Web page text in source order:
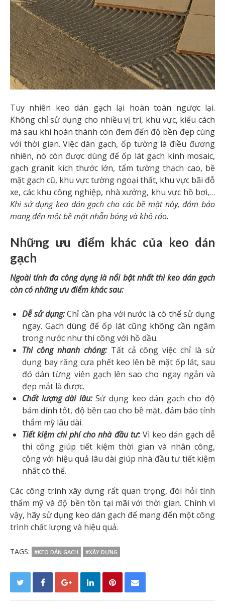
Tuy nhiên keo dán gạch lại hoàn toàn ngược lại.
Không chỉ sử dụng cho nhiều vị trí, khu vực, kiểu cách
mà sau khi hoàn thành còn đem đến độ bền đẹp cùng
với thời gian. Việc dán gạch, ốp tường là điều đương
nhiên, nó còn được dùng để ốp lát gạch kính mosaic,
gạch granit kích thước lớn, tấm tường thạch cao, bề
mặt gạch cũ, khu vực tường ngoại thất, khu vực bãi đỗ
xe, các khu công nghiệp, nhà xưởng, khu vực hồ bơi,…
Khi sử dụng keo dán gạch cho các bề mặt này, đảm bảo
mang đến một bề mặt nhẵn bóng và khô ráo.
Những ưu điểm khác của keo dán
gạch
Ngoài tính đa công dụng là nổi bật nhất thì keo dán gạch
còn có những ưu điểm khác sau:
Dễ sử dụng:Chỉ cần pha với nước là có thể sử dụng
ngay. Gạch dùng để ốp lát cũng không cần ngâm
trong nước như thi công với hồ dầu.
Thi công nhanh chóng:Tất cả công việc chỉ là sử
dụng bay răng cưa phết keo lên bề mặt ốp lát, sau
đó dán từng viên gạch lên sao cho ngay ngắn và
đẹp mắt là được.
Chất lượng dài lâu:Sử dụng keo dán gạch cho độ
bám dính tốt, độ bền cao cho bề mặt, đảm bảo tính
thẩm mỹ lâu dài.
Tiết kiệm chi phí cho nhà đầu tư:Vì keo dán gạch dễ
thi công giúp tiết kiệm thời gian và nhân công,
cộng với hiệu quả lâu dài giúp nhà đầu tư tiết kiệm
nhất có thể.
Các công trình xây dựng rất quan trọng, đòi hỏi tính
thẩm mỹ và độ bền tồn tại mãi với thời gian. Chính vì
vậy, hãy sử dụng keo dán gạch để mang đến một công
trình chất lượng và hiệu quả.
TAGS: #KEO DÁN GẠCH #XÂY DỰNG